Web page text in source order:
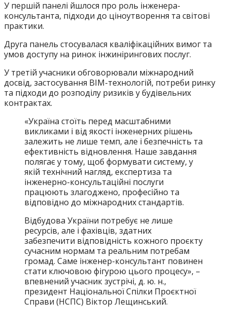
У першій панелі йшлося про роль інженера-
консультанта, підходи до ціноутворення та світові
практики.
Друга панель стосувалася кваліфікаційних вимог та
умов доступу на ринок інжинірингових послуг.
У третій учасники обговорювали міжнародний
досвід, застосування ВІМ-технологій, потреби ринку
та підходи до розподілу ризиків у будівельних
контрактах.
«Україна стоїть перед масштабними
викликами і від якості інженерних рішень
залежить не лише темп, але і безпечність та
ефективність відновлення. Наше завдання
полягає у тому, щоб формувати систему, у
якій технічний нагляд, експертиза та
інженерно-консультаційні послуги
працюють злагоджено, професійно та
відповідно до міжнародних стандартів.
Відбудова України потребує не лише
ресурсів, але і фахівців, здатних
забезпечити відповідність кожного проєкту
сучасним нормам та реальним потребам
громад. Саме інженер-консультант повинен
стати ключовою фігурою цього процесу», –
впевнений учасник зустрічі, д. ю. н.,
президент Національної Спілки Проєктної
Справи (НСПС) Віктор Лещинський.